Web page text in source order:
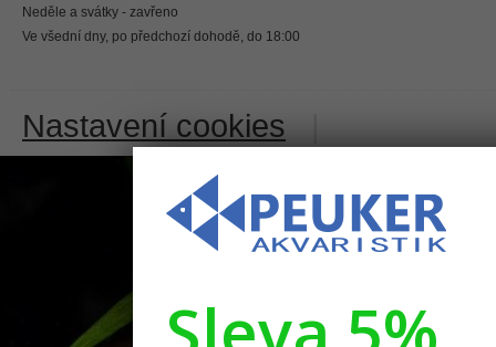
Neděle a svátky - zavřeno
Ve všední dny, po předchozí dohodě, do 18:00
Nastavení cookies |